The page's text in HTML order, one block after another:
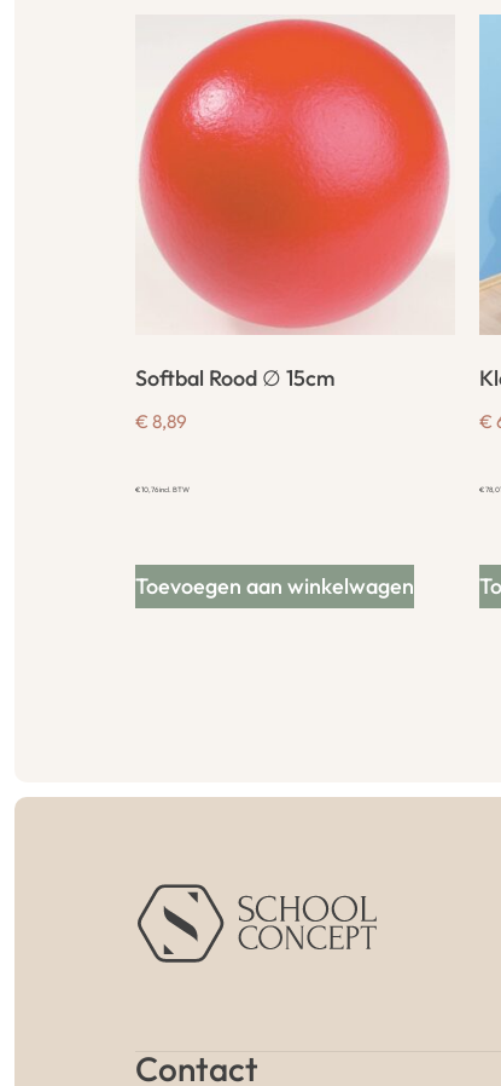
Softbal Rood ∅ 15cm
€ 8,89
€10,76incl. BTW
Toevoegen aan winkelwagen
€
€78,01
Contact